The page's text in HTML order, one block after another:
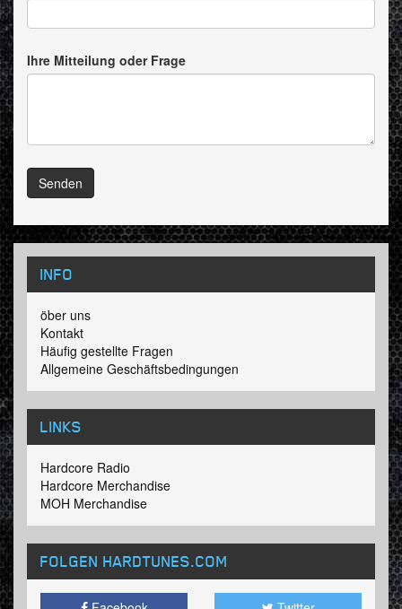
Ihre Mitteilung oder Frage
Senden
INFO
öber uns
Kontakt
Häufig gestellte Fragen
Allgemeine Geschäftsbedingungen
LINKS
Hardcore Radio
Hardcore Merchandise
MOH Merchandise
FOLGEN HARDTUNES.COM